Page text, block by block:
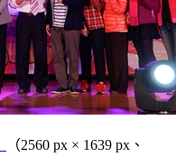
（2560 px × 1639 px、